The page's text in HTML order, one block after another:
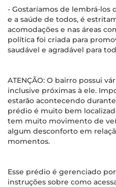
- Gostaríamos de lembrá-los
e a saúde de todos, é
acomodações e nas áreas
política foi criada para
saudável e agradável para
ATENÇÃO: O bairro possui
inclusive próximas à ele.
estarão acontecendo
prédio é muito bem
tem muito movimento de
algum desconforto em
momentos.
Esse prédio é gerenciado
instruções sobre como